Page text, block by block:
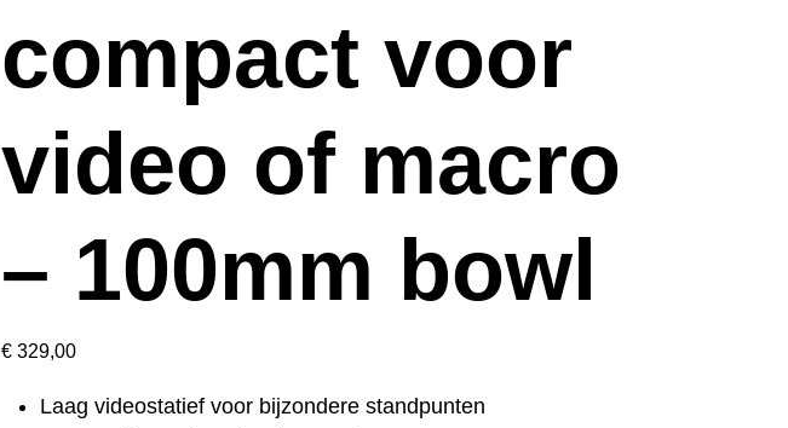
compact voor
video of macro
– 100mm bowl
€ 329,00
Laag videostatief voor bijzondere standpunten